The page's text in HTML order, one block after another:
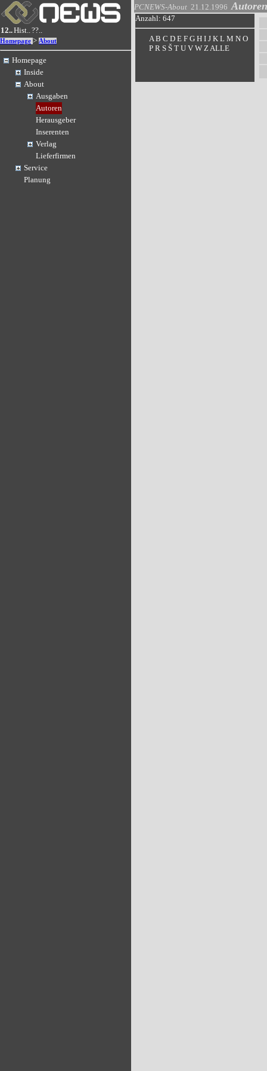
12..Hist..??..
Homepage > About
Homepage
Inside
About
Ausgaben
Autoren
Herausgeber
Inserenten
Verlag
Lieferfirmen
Service
Planung
PCNEWS-About 21.12.1996 Autoren
Anzahl: 647
A B C D E F G H I J K L M N O
P R S Š T U V W ZALLE